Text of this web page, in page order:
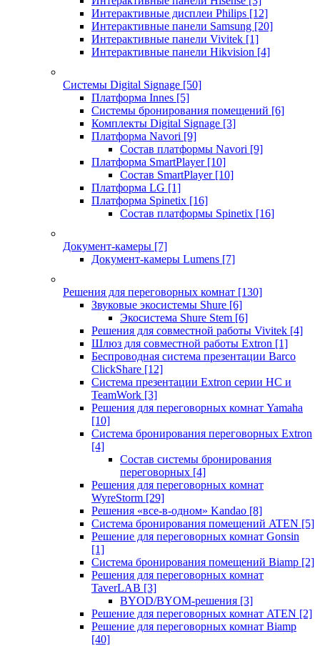
Интерактивные дисплеи Philips [12]
Интерактивные панели Samsung [20]
Интерактивные панели Vivitek [1]
Интерактивные панели Hikvision [4]
Системы Digital Signage [50]
Платформа Innes [5]
Системы бронирования помещений [6]
Комплекты Digital Signage [3]
Платформа Navori [9]
Состав платформы Navori [9]
Платформа SmartPlayer [10]
Состав SmartPlayer [10]
Платформа LG [1]
Платформа Spinetix [16]
Состав платформы Spinetix [16]
Документ-камеры [7]
Документ-камеры Lumens [7]
Решения для переговорных комнат [130]
Звуковые экосистемы Shure [6]
Экосистема Shure Stem [6]
Решения для совместной работы Vivitek [4]
Шлюз для совместной работы Extron [1]
Беспроводная система презентации Barco
ClickShare [12]
Система презентации Extron серии HC и
TeamWork [3]
Решения для переговорных комнат Yamaha
[10]
Система бронирования переговорных Extron
[4]
Состав системы бронирования
переговорных [4]
Решения для переговорных комнат
WyreStorm [29]
Решения «все-в-одном» Kandao [8]
Система бронирования помещений ATEN [5]
Решение для переговорных комнат Gonsin
[1]
Система бронирования помещений Biamp [2]
Решения для переговорных комнат
TaverLAB [3]
BYOD/BYOM-решения [3]
Решение для переговорных комнат ATEN [2]
Решение для переговорных комнат Biamp
[40]